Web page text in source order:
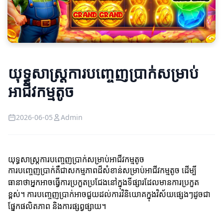
យុទ្ធសាស្ត្រការបញ្ចេញប្រាក់សម្រាប់
អាជីវកម្មតូច
2026-06-05 Admin
យុទ្ធសាស្ត្រការបញ្ចេញប្រាក់សម្រាប់អាជីវកម្មតូច
ការបញ្ចេញប្រាក់គឺជាសកម្មភាពដ៏សំខាន់សម្រាប់អាជីវកម្មតូច ដើម្បី
ធានាថាអ្នកអាចធ្វើការប្រកួតប្រជែងនៅក្នុងទីផ្សារដែលមានការប្រកួត
ខ្ពស់។ ការបញ្ចេញប្រាក់អាចជួយដល់ការវិនិយោគក្នុងវិស័យផ្សេងៗដូចជា
ផ្នែកផលិតភាព និងការផ្សព្វផ្សាយ។